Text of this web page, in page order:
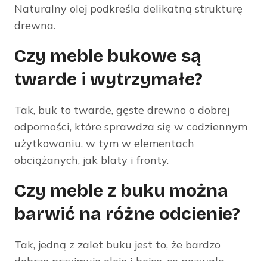
Naturalny olej podkreśla delikatną strukturę
drewna.
Czy meble bukowe są
twarde i wytrzymałe?
Tak, buk to twarde, gęste drewno o dobrej
odporności, które sprawdza się w codziennym
użytkowaniu, w tym w elementach
obciążanych, jak blaty i fronty.
Czy meble z buku można
barwić na różne odcienie?
Tak, jedną z zalet buku jest to, że bardzo